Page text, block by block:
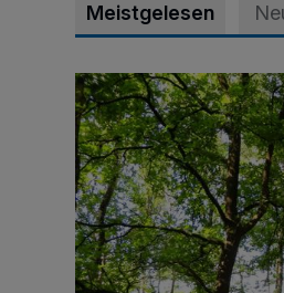
Meistgelesen
Sommertour durch